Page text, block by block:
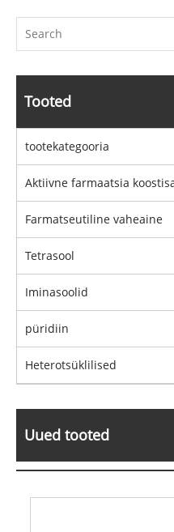
Tooted
tootekategooria
Aktiivne farmaatsia
Farmatseutiline vaheaine
Tetrasool
Iminasoolid
püridiin
Heterotsüklilised
Uued tooted